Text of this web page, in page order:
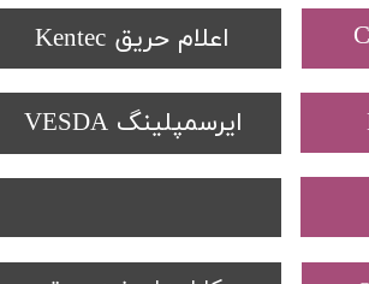
اعلام حریق Kentecتجهیزات تست SOLO
ایرسمپلینگ VESDA
دتکتورهای Spectrex